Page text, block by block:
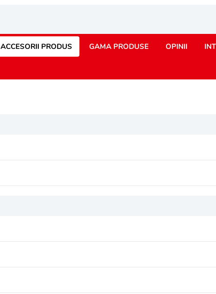
ACCESORII PRODUS GAMA PRODUSE OPINII